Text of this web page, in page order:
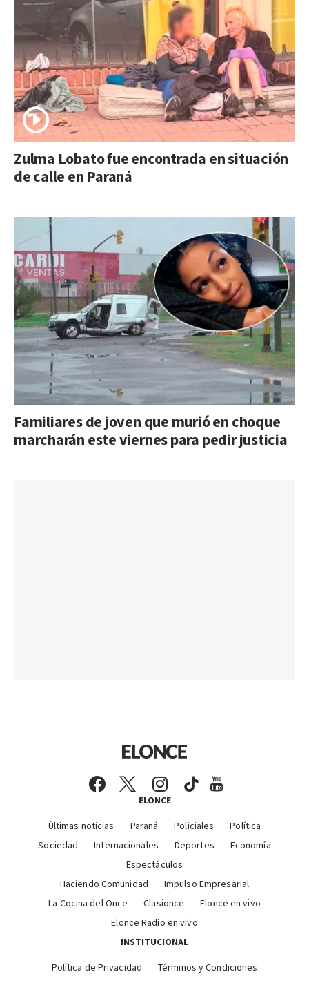
Zulma Lobato fue encontrada en situación
de calle en Paraná
Familiares de joven que murió en choque
marcharán este viernes para pedir justicia
ELONCE
Últimas noticias Paraná Policiales
Política
Sociedad
Internacionales Deportes
Economía
Espectáculos
Haciendo Comunidad
Impulso Empresarial
La Cocina del Once
Clasionce
Elonce en vivo
Elonce Radio en vivo
INSTITUCIONAL
Política de Privacidad
Términos y Condiciones